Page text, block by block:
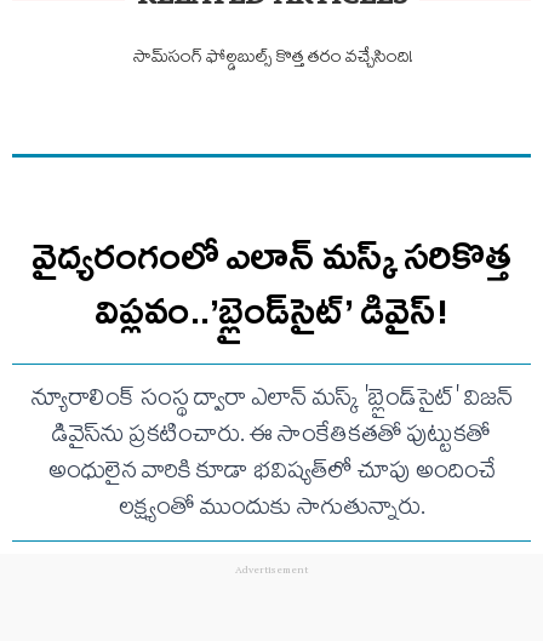
సామ్​సంగ్ ​ఫోల్డబుల్స్ కొత్త తరం వచ్చేసింది!
వైద్యరంగంలో ఎలాన్ మస్క్ సరికొత్త
విప్లవం..’బ్లైండ్‌సైట్’ డివైస్‌!
న్యూరాలింక్ సంస్థ ద్వారా ఎలాన్ మస్క్ 'బ్లైండ్‌సైట్' విజన్
డివైస్‌ను ప్రకటించారు. ఈ సాంకేతికతతో పుట్టుకతో
అంధులైన వారికి కూడా భవిష్యత్‌లో చూపు అందించే
లక్ష్యంతో ముందుకు సాగుతున్నారు.